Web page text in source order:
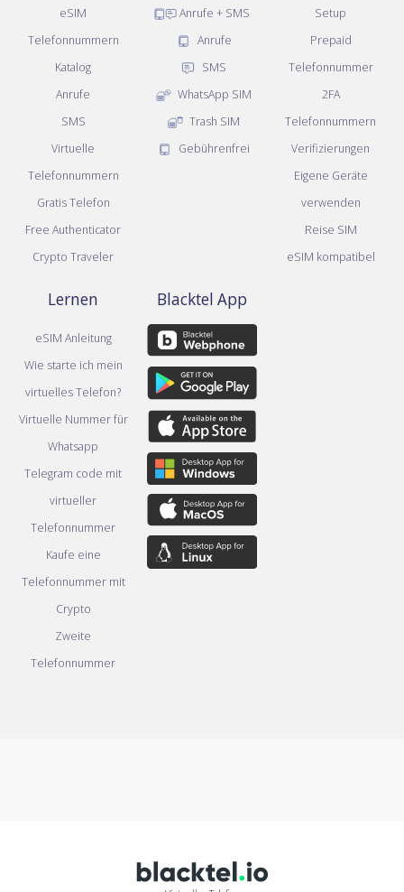
eSIM
Telefonnummern
Katalog
Anrufe
SMS
Virtuelle
Telefonnummern
Gratis Telefon
Free Authenticator
Crypto Traveler
Anrufe + SMS
Anrufe
SMS
WhatsApp SIM
Trash SIM
Gebührenfrei
Setup
Prepaid
Telefonnummer
2FA
Telefonnummern
Verifizierungen
Eigene Geräte
verwenden
Reise SIM
eSIM kompatibel
Lernen
eSIM Anleitung
Wie starte ich mein
virtuelles Telefon?
Virtuelle Nummer für
Whatsapp
Telegram code mit
virtueller
Telefonnummer
Kaufe eine
Telefonnummer mit
Crypto
Zweite
Telefonnummer
Blacktel App